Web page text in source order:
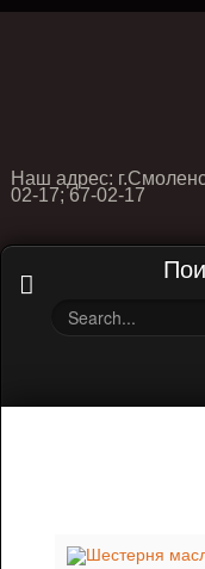
Наш адрес:
02-17; 67-02-17